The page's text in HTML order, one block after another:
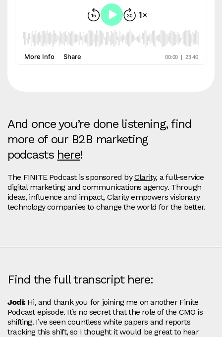
And once you’re done listening, find
more of our B2B marketing
podcasts here!
The FINITE Podcast is sponsored byClarity, a full-service
digital marketing and communications agency. Through
ideas, influence and impact, Clarity empowers visionary
technology companies to change the world for the better.
Find the full transcript here:
Jodi: Hi, and thank you for joining me on another Finite
Podcast episode. It’s no secret that the role of the CMO is
shifting. I’ve seen countless white papers and reports
tracking this shift, so I thought it would be great to hear